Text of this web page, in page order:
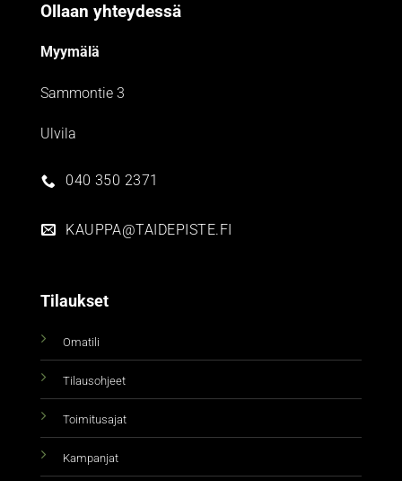
Ollaan yhteydessä
Myymälä
Sammontie 3
Ulvila
040 350 2371
KAUPPA@TAIDEPISTE.FI
Tilaukset
Omatili
Tilausohjeet
Toimitusajat
Kampanjat